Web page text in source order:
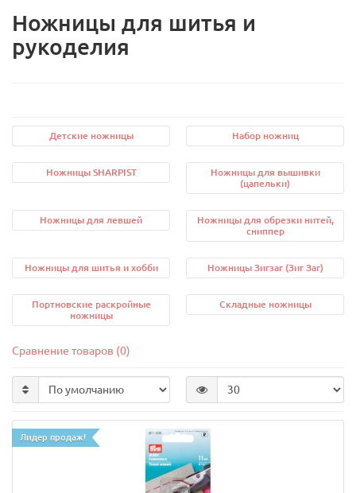
Ножницы для шитья и
рукоделия
Детские ножницы Набор ножниц
Ножницы SHARPIST
Ножницы для вышивки
(цапельки)
Ножницы для левшей
Ножницы для обрезки нитей,
сниппер
Ножницы для шитья и хобби Ножницы Зигзаг (Зиг Заг)
Портновские раскройные
ножницы
Складные ножницы
Сравнение товаров (0)
Лидер продаж!